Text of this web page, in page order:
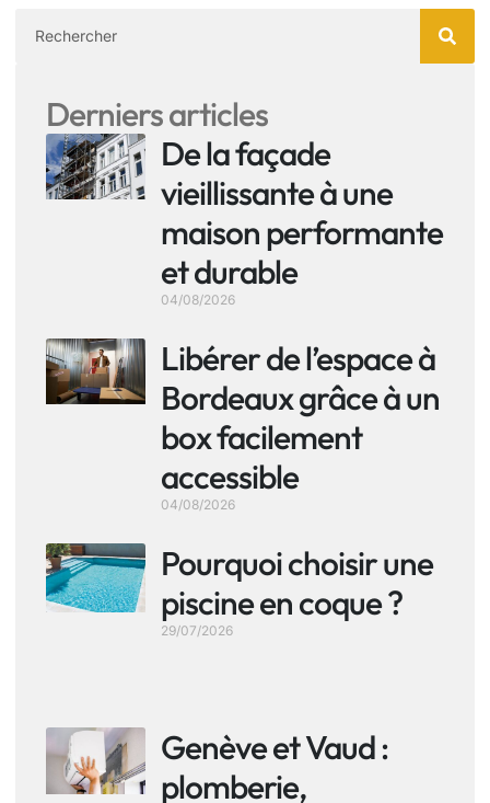
Derniers articles
De la façade
vieillissante à une
maison performante
et durable
04/08/2026
Libérer de l’espace à
Bordeaux grâce à un
box facilement
accessible
04/08/2026
Pourquoi choisir une
piscine en coque ?
29/07/2026
Genève et Vaud :
plomberie,